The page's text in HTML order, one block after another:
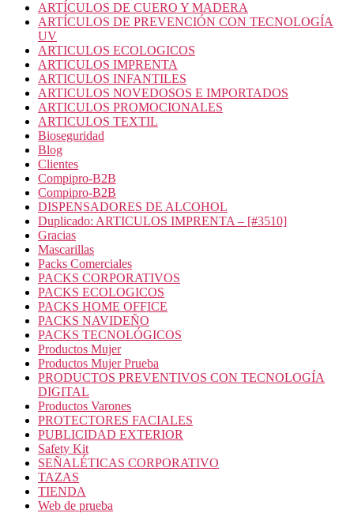
ARTÍCULOS DE CUERO Y MADERA
ARTÍCULOS DE PREVENCIÓN CON TECNOLOGÍA
UV
ARTICULOS ECOLOGICOS
ARTICULOS IMPRENTA
ARTICULOS INFANTILES
ARTICULOS NOVEDOSOS E IMPORTADOS
ARTICULOS PROMOCIONALES
ARTICULOS TEXTIL
Bioseguridad
Blog
Clientes
Compipro-B2B
Compipro-B2B
DISPENSADORES DE ALCOHOL
Duplicado: ARTICULOS IMPRENTA – [#3510]
Gracias
Mascarillas
Packs Comerciales
PACKS CORPORATIVOS
PACKS ECOLOGICOS
PACKS HOME OFFICE
PACKS NAVIDEÑO
PACKS TECNOLÓGICOS
Productos Mujer
Productos Mujer Prueba
PRODUCTOS PREVENTIVOS CON TECNOLOGÍA
DIGITAL
Productos Varones
PROTECTORES FACIALES
PUBLICIDAD EXTERIOR
Safety Kit
SEÑALÉTICAS CORPORATIVO
TAZAS
TIENDA
Web de prueba